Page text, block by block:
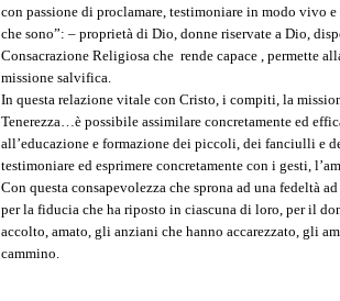
con passione di proclamare, testimoniare in modo vivo
che sono”: – proprietà di Dio, donne riservate a Dio,
Consacrazione Religiosa che rende capace , permette
missione salvifica.
In questa relazione vitale con Cristo, i compiti, la
Tenerezza…è possibile assimilare concretamente ed
all’educazione e formazione dei piccoli, dei fanciulli e
testimoniare ed esprimere concretamente con i gesti,
Con questa consapevolezza che sprona ad una fedeltà
per la fiducia che ha riposto in ciascuna di loro, per il
accolto, amato, gli anziani che hanno accarezzato, gli
cammino.